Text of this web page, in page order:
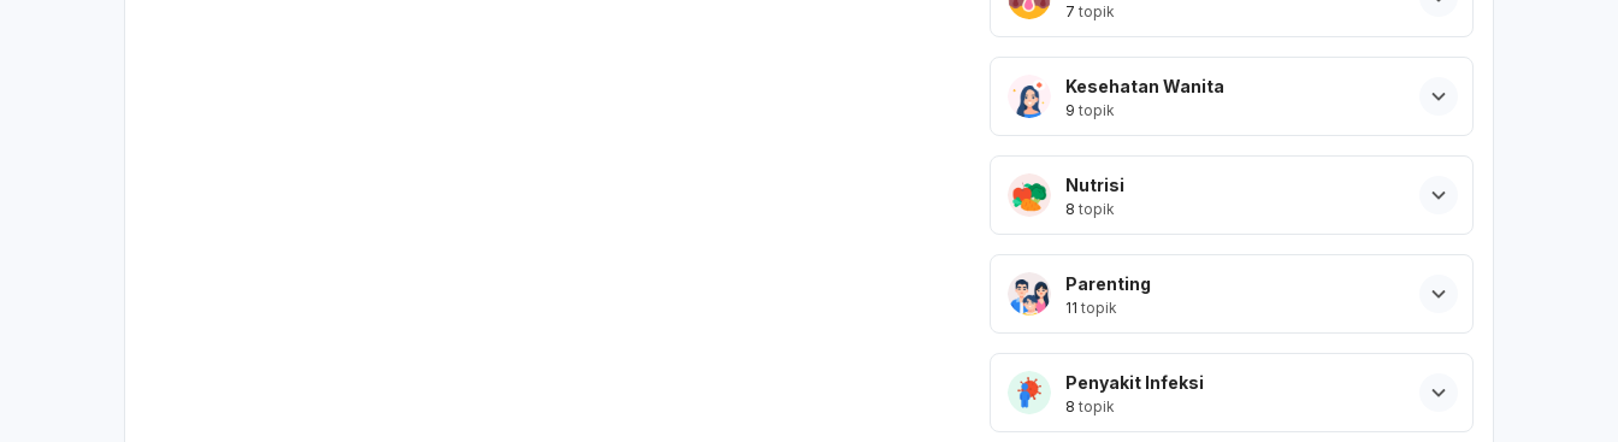
7 topik
Kesehatan Wanita
9 topik
Nutrisi
8 topik
Parenting
11 topik
Penyakit Infeksi
8 topik